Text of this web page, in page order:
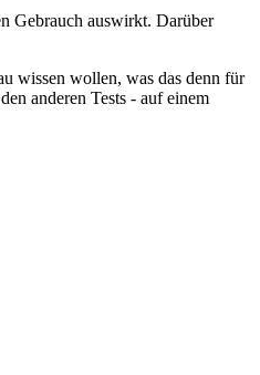
Gebrauch auswirkt. Darüber
wissen wollen, was das denn für
anderen Tests - auf einem